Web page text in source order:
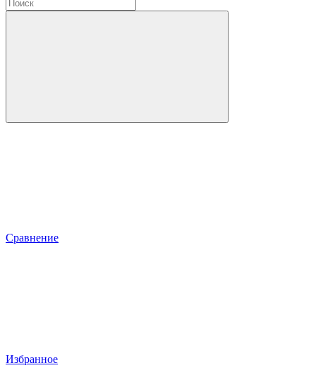
Сравнение
Избранное